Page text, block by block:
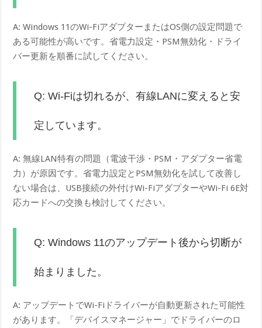
A: Windows 11のWi-FiアダプターまたはOS側の設定問題で
ある可能性が高いです。省電力設定・PSM無効化・ドライ
バー更新を順番に試してください。
Q: Wi-Fiは切れるが、有線LANに変えると安
定しています。
A: 無線LAN特有の問題（電波干渉・PSM・アダプター省電
力）が原因です。省電力設定とPSM無効化を試して改善し
ない場合は、USB接続の外付けWi-FiアダプターやWi-Fi 6E対
応カードへの交換も検討してください。
Q: Windows 11のアップデート後から切断が
始まりました。
A: アップデートでWi-Fiドライバーが自動更新された可能性
があります。「デバイスマネージャー」でドライバーのロ